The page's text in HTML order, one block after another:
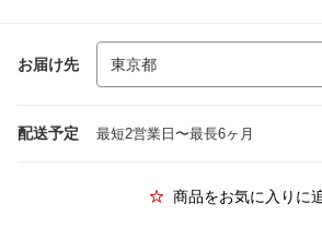
お届け先
配送予定 最短2営業日〜最長6ヶ月
商品をお気に入りに